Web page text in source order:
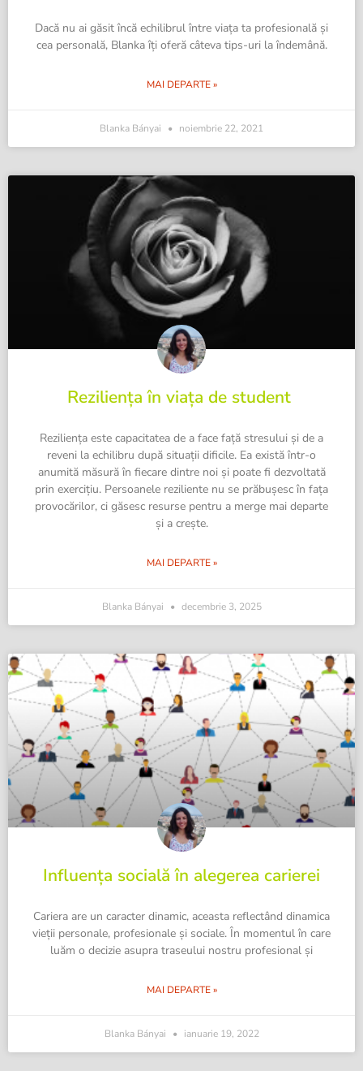
Dacă nu ai găsit încă echilibrul între viața ta profesională și
cea personală, Blanka îți oferă câteva tips-uri la îndemână.
MAI DEPARTE »
Blanka Bányai noiembrie 22, 2021
Reziliența în viața de student
Reziliența este capacitatea de a face față stresului și de a
reveni la echilibru după situații dificile. Ea există într-o
anumită măsură în fiecare dintre noi și poate fi dezvoltată
prin exercițiu. Persoanele reziliente nu se prăbușesc în fața
provocărilor, ci găsesc resurse pentru a merge mai departe
și a crește.
MAI DEPARTE »
Blanka Bányai decembrie 3, 2025
Influența socială în alegerea carierei
Cariera are un caracter dinamic, aceasta reflectând dinamica
vieții personale, profesionale și sociale. În momentul în care
luăm o decizie asupra traseului nostru profesional și
MAI DEPARTE »
Blanka Bányai ianuarie 19, 2022